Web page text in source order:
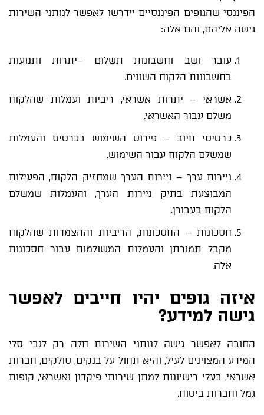
הפיננסי שהגופים הפיננסיים יידרשו לאפשר לנותני השירות
גישה אליהם, והם אלה:
עובר ושב וחשבונות תשלום –יתרות ותנועות
בחשבונות הלקוח השונים.
אשראי – יתרות אשראי, ריביות ועמלות שהלקוח
משלם עבור האשראי.
כרטיסי חיוב – פירוט השימוש בכרטיס והעמלות
שמשלם הלקוח עבור השימוש.
ניירות ערך – ניירות הערך שמחזיק הלקוח, הפעילות
המבוצעת בתיק ניירות הערך, והעמלות שמשלם
הלקוח בעבורן.
חסכונות – החסכונות, הריביות וההצמדות שהלקוח
מקבל תמורתן והעמלות המשולמות עבור חסכונות
אלה.
איזה גופים יהיו חייבים לאפשר
גישה למידע?
החובה לאפשר גישה לנותני השירות חלה רק לגבי סלי
המידע המצוינים לעיל, והיא תחול על בנקים, סולקים, חברות
אשראי, בעלי רישיונות למתן שירותי פיקדון ואשראי, קופות
גמל וחברות ביטוח.